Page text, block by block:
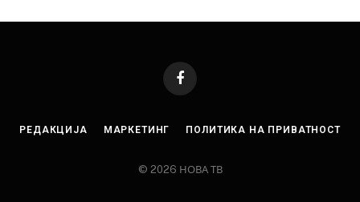
Facebook
РЕДАКЦИЈА МАРКЕТИНГ ПОЛИТИКА НА ПРИВАТНОСТ
© 2026 НОВА ТВ